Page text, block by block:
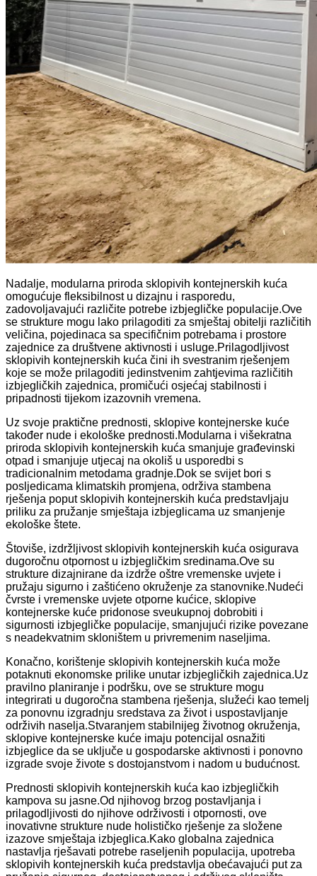
Nadalje, modularna priroda sklopivih kontejnerskih kuća
omogućuje fleksibilnost u dizajnu i rasporedu,
zadovoljavajući različite potrebe izbjegličke populacije.Ove
se strukture mogu lako prilagoditi za smještaj obitelji različitih
veličina, pojedinaca sa specifičnim potrebama i prostore
zajednice za društvene aktivnosti i usluge.Prilagodljivost
sklopivih kontejnerskih kuća čini ih svestranim rješenjem
koje se može prilagoditi jedinstvenim zahtjevima različitih
izbjegličkih zajednica, promičući osjećaj stabilnosti i
pripadnosti tijekom izazovnih vremena.
Uz svoje praktične prednosti, sklopive kontejnerske kuće
također nude i ekološke prednosti.Modularna i višekratna
priroda sklopivih kontejnerskih kuća smanjuje građevinski
otpad i smanjuje utjecaj na okoliš u usporedbi s
tradicionalnim metodama gradnje.Dok se svijet bori s
posljedicama klimatskih promjena, održiva stambena
rješenja poput sklopivih kontejnerskih kuća predstavljaju
priliku za pružanje smještaja izbjeglicama uz smanjenje
ekološke štete.
Štoviše, izdržljivost sklopivih kontejnerskih kuća osigurava
dugoročnu otpornost u izbjegličkim sredinama.Ove su
strukture dizajnirane da izdrže oštre vremenske uvjete i
pružaju sigurno i zaštićeno okruženje za stanovnike.Nudeći
čvrste i vremenske uvjete otporne kućice, sklopive
kontejnerske kuće pridonose sveukupnoj dobrobiti i
sigurnosti izbjegličke populacije, smanjujući rizike povezane
s neadekvatnim skloništem u privremenim naseljima.
Konačno, korištenje sklopivih kontejnerskih kuća može
potaknuti ekonomske prilike unutar izbjegličkih zajednica.Uz
pravilno planiranje i podršku, ove se strukture mogu
integrirati u dugoročna stambena rješenja, služeći kao temelj
za ponovnu izgradnju sredstava za život i uspostavljanje
održivih naselja.Stvaranjem stabilnijeg životnog okruženja,
sklopive kontejnerske kuće imaju potencijal osnažiti
izbjeglice da se uključe u gospodarske aktivnosti i ponovno
izgrade svoje živote s dostojanstvom i nadom u budućnost.
Prednosti sklopivih kontejnerskih kuća kao izbjegličkih
kampova su jasne.Od njihovog brzog postavljanja i
prilagodljivosti do njihove održivosti i otpornosti, ove
inovativne strukture nude holističko rješenje za složene
izazove smještaja izbjeglica.Kako globalna zajednica
nastavlja rješavati potrebe raseljenih populacija, upotreba
sklopivih kontejnerskih kuća predstavlja obećavajući put za